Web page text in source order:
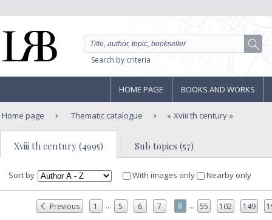
Search by criteria
HOME PAGE BOOKS AND WORKS
Home page Thematic catalogue Xviii th century
Xviii th century (4995) Sub topics (57)
Sort by With images only Nearby only
Previous 1 ... 5 6 7 8 ... 55 102 149